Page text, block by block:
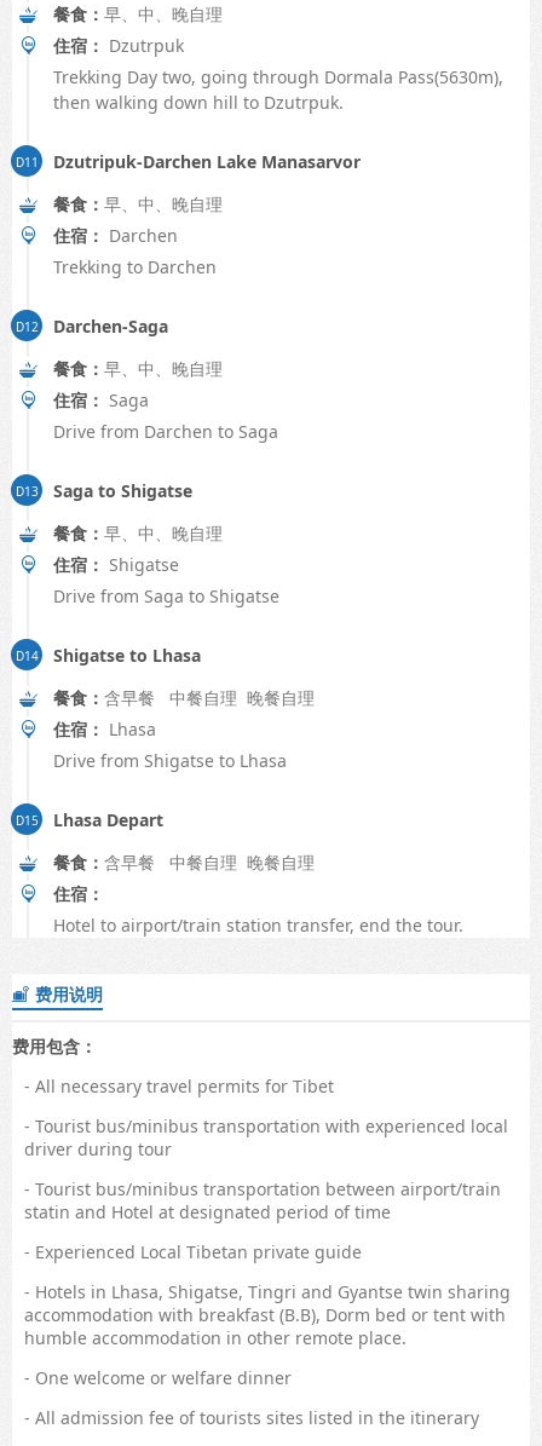
餐食： 早、中、晚自理
住宿： Dzutrpuk
Trekking Day two, going through Dormala Pass(5630m),
then walking down hill to Dzutrpuk.
Dzutripuk-Darchen Lake Manasarvor
餐食： 早、中、晚自理
住宿： Darchen
Trekking to Darchen
Darchen-Saga
餐食： 早、中、晚自理
住宿： Saga
Drive from Darchen to Saga
Saga to Shigatse
餐食： 早、中、晚自理
住宿： Shigatse
Drive from Saga to Shigatse
Shigatse to Lhasa
餐食： 含早餐 中餐自理 晚餐自理
住宿： Lhasa
Drive from Shigatse to Lhasa
Lhasa Depart
餐食： 含早餐 中餐自理 晚餐自理
住宿：
Hotel to airport/train station transfer, end the tour.
 费用说明
费用包含：
- All necessary travel permits for Tibet
- Tourist bus/minibus transportation with experienced local
driver during tour
- Tourist bus/minibus transportation between airport/train
statin and Hotel at designated period of time
- Experienced Local Tibetan private guide
- Hotels in Lhasa, Shigatse, Tingri and Gyantse twin sharing
accommodation with breakfast (B.B), Dorm bed or tent with
humble accommodation in other remote place.
- One welcome or welfare dinner
- All admission fee of tourists sites listed in the itinerary